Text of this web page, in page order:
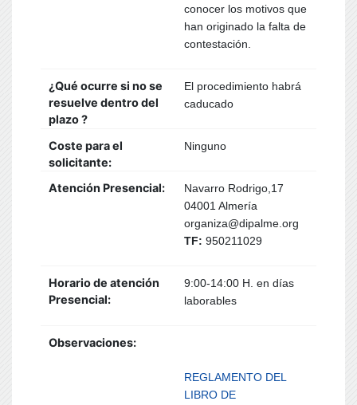
conocer los motivos que
han originado la falta de
contestación.
¿Qué ocurre si no se
resuelve dentro del
plazo ?
El procedimiento habrá
caducado
Coste para el
solicitante:
Ninguno
Atención Presencial:
Navarro Rodrigo,17
04001 Almería
organiza@dipalme.org
TF: 950211029
Horario de atención
Presencial:
9:00-14:00 H. en días
laborables
Observaciones:
REGLAMENTO DEL
LIBRO DE